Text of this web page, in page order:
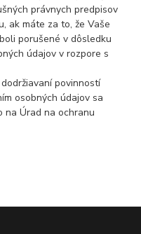
právnych predpisov
ak máte za to, že Vaše
porušené v dôsledku
údajov v rozpore s
povinností
osobných údajov sa
na Úrad na ochranu